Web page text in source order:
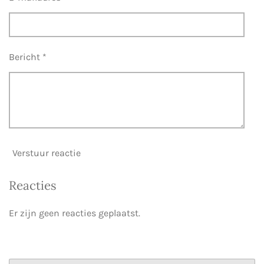
Bericht *
Verstuur reactie
Reacties
Er zijn geen reacties geplaatst.